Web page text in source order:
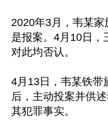
2020年3月，韦某
是报案。4月10日，
对此均否认。
4月13日，韦某铁带
后，主动投案并供
其犯罪事实。